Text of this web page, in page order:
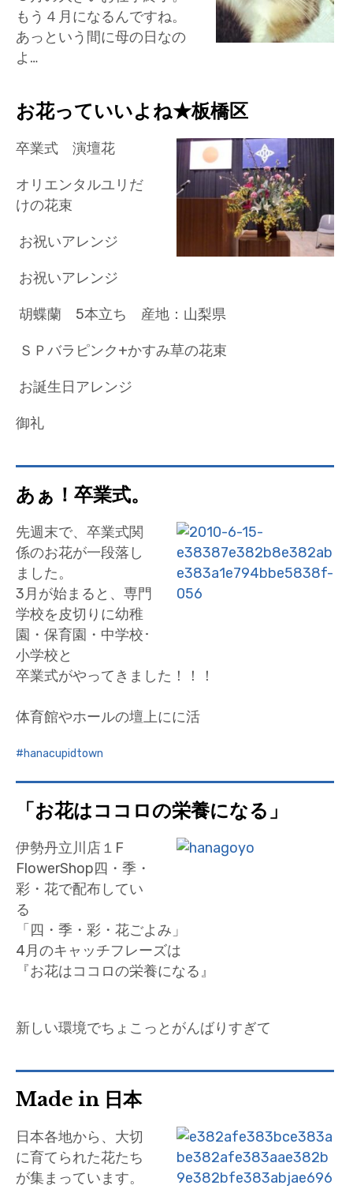
もう４月になるんですね。
あっという間に母の日なの
よ…
お花っていいよね★板橋区
卒業式 演壇花
オリエンタルユリだ
けの花束
お祝いアレンジ
お祝いアレンジ
胡蝶蘭 5本立ち 産地：山梨県
ＳＰバラピンク+かすみ草の花束
お誕生日アレンジ
御礼
あぁ！卒業式。
先週末で、卒業式関
係のお花が一段落し
ました。
3月が始まると、専門
学校を皮切りに幼稚
園・保育園・中学校･
小学校と
卒業式がやってきました！！！
体育館やホールの壇上にに活
hanacupidtown
「お花はココロの栄養になる」
伊勢丹立川店１F
FlowerShop四・季・
彩・花で配布してい
る
「四・季・彩・花ごよみ」
4月のキャッチフレーズは
『お花はココロの栄養になる』
新しい環境でちょこっとがんばりすぎて
Made in 日本
日本各地から、大切
に育てられた花たち
が集まっています。